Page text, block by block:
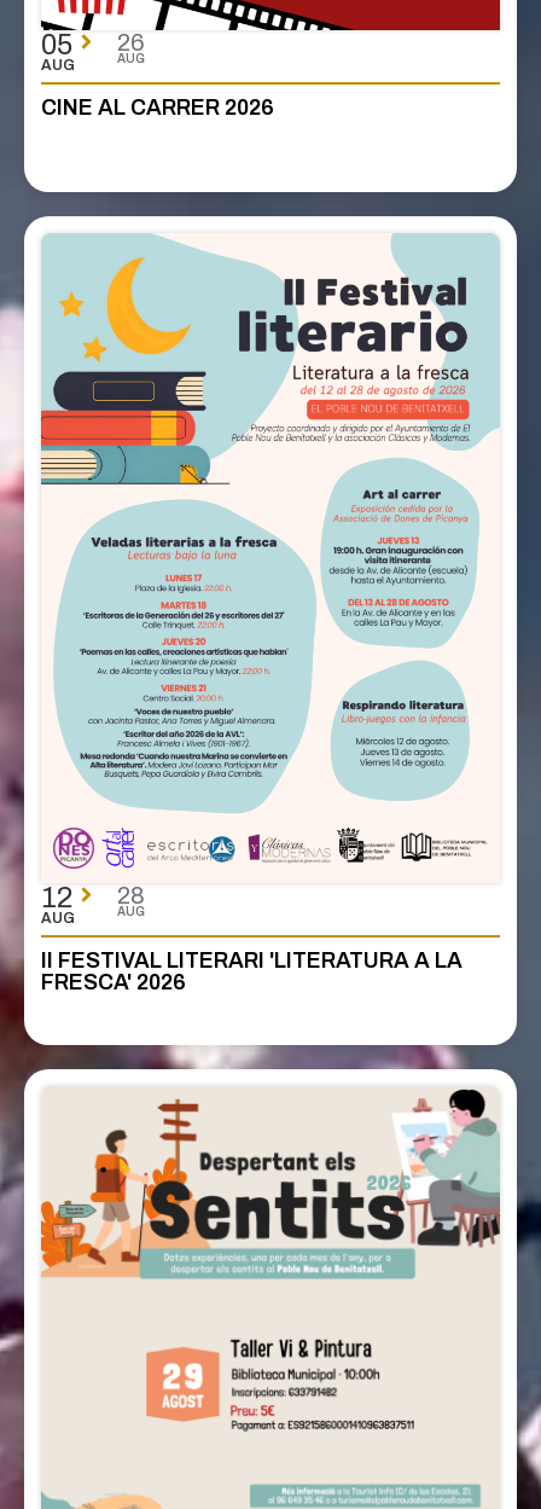
05
AUG
26
AUG
CINE AL CARRER 2026
12
AUG
28
AUG
II FESTIVAL LITERARI 'LITERATURA A LA
FRESCA' 2026